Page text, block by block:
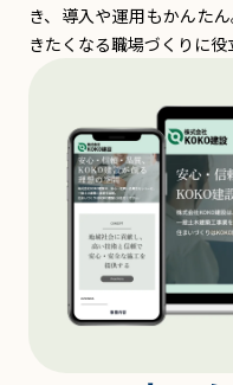
き、導入や運用もかんた
きたくなる職場づくりに役